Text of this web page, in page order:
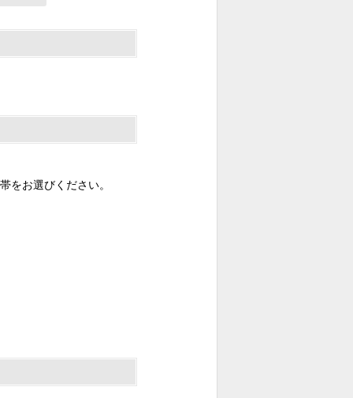
をお選びください。